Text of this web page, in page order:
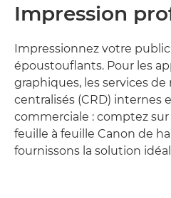
Impression
Impressionnez votre
époustouflants. Pour les
graphiques, les services
centralisés (CRD) internes
commerciale : comptez
feuille à feuille Canon de
fournissons la solution